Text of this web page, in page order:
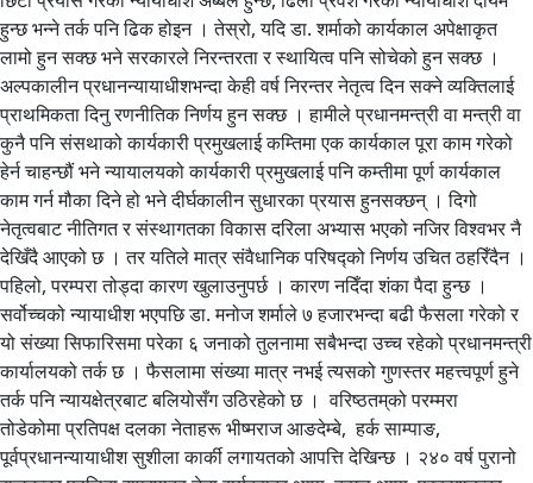
हुन्छ भन्ने तर्क पनि ढिक होइन । तेस्रो, यदि डा. शर्माको कार्यकाल अपेक्षाकृत
लामो हुन सक्छ भने सरकारले निरन्तरता र स्थायित्व पनि सोचेको हुन सक्छ ।
अल्पकालीन प्रधानन्यायाधीशभन्दा केही वर्ष निरन्तर नेतृत्व दिन सक्ने व्यक्तिलाई
प्राथमिकता दिनु रणनीतिक निर्णय हुन सक्छ । हामीले प्रधानमन्त्री वा मन्त्री वा
कुनै पनि संसथाको कार्यकारी प्रमुखलाई कम्तिमा एक कार्यकाल पूरा काम गरेको
हेर्न चाहन्छौं भने न्यायालयको कार्यकारी प्रमुखलाई पनि कम्तीमा पूर्ण कार्यकाल
काम गर्न मौका दिने हो भने दीर्घकालीन सुधारका प्रयास हुनसक्छन् । दिगो
नेतृत्वबाट नीतिगत र संस्थागतका विकास दरिला अभ्यास भएको नजिर विश्वभर नै
देखिँदै आएको छ । तर यतिले मात्र संवैधानिक परिषद्को निर्णय उचित ठहरिँदैन ।
पहिलो, परम्परा तोड्दा कारण खुलाउनुपर्छ । कारण नदिँदा शंका पैदा हुन्छ ।
सर्वोच्चको न्यायाधीश भएपछि डा. मनोज शर्माले ७ हजारभन्दा बढी फैसला गरेको र
यो संख्या सिफारिसमा परेका ६ जनाको तुलनामा सबैभन्दा उच्च रहेको प्रधानमन्त्री
कार्यालयको तर्क छ । फैसलामा संख्या मात्र नभई त्यसको गुणस्तर महत्त्वपूर्ण हुने
तर्क पनि न्यायक्षेत्रबाट बलियोसँग उठिरहेको छ । वरिष्ठतम्‌को परम्मरा
तोडेकोमा प्रतिपक्ष दलका नेताहरू भीष्मराज आङदेम्बे, हर्क साम्पाङ,
पूर्वप्रधानन्यायाधीश सुशीला कार्की लगायतको आपत्ति देखिन्छ । २४० वर्ष पुरानो